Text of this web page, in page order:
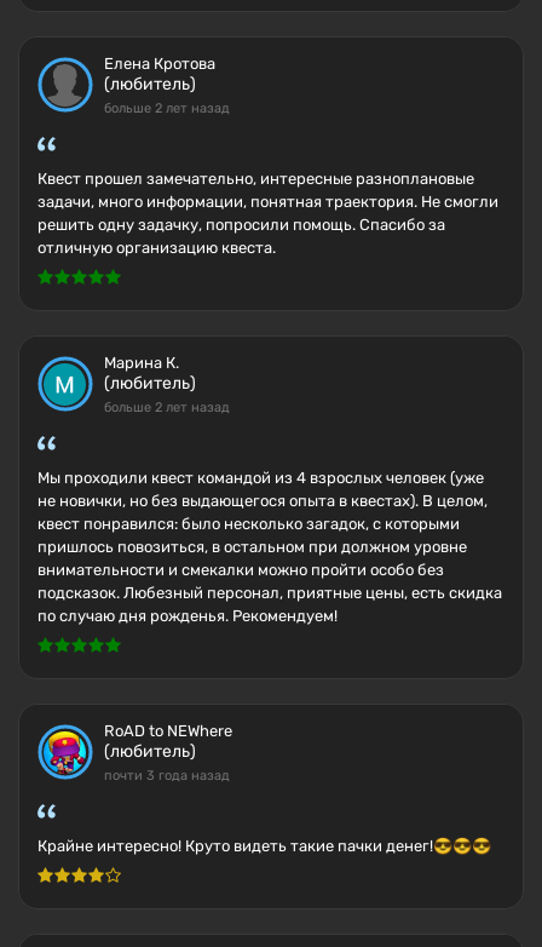
Елена Кротова
(любитель)
больше 2 лет назад
Квест прошел замечательно, интересные разноплановые
задачи, много информации, понятная траектория. Не смогли
решить одну задачку, попросили помощь. Спасибо за
отличную организацию квеста.
Марина К.
(любитель)
больше 2 лет назад
Мы проходили квест командой из 4 взрослых человек (уже
не новички, но без выдающегося опыта в квестах). В целом,
квест понравился: было несколько загадок, с которыми
пришлось повозиться, в остальном при должном уровне
внимательности и смекалки можно пройти особо без
подсказок. Любезный персонал, приятные цены, есть скидка
по случаю дня рожденья. Рекомендуем!
RoAD to NEWhere
(любитель)
почти 3 года назад
Крайне интересно! Круто видеть такие пачки денег!😎😎😎